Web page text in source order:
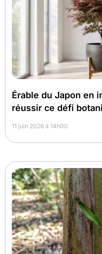
Érable du Japon en
réussir ce défi
11 juin 2026 à 14h00